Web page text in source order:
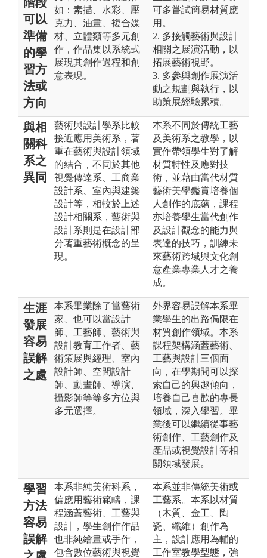
可以
準備
的學
習方
法或
方向
如：素描、水彩、壓
克力、油畫、複合媒
材、立體類等多元創
作，作品集以系統式
展現其創作過程和創
意表現。
可多嘗試簡易材質應
用。
2. 多接觸藝術與設計
相關之展演活動，以
拓展藝術視野。
3. 多參與創作展演活
動之規劃與執行，以
助策展經驗累積。
與相
關科
系之
異同
藝術與設計學系比較
接近應用美術系，著
重在藝術與設計領域
的結合，不同於其他
視覺傳達系、工商業
設計系、室內與建築
設計等，相較於上述
設計相關系，藝術與
設計系則是在設計部
分著重藝術概念的呈
現。
本系不同於傳統工藝
及美術系之教學，以
實作帶領學生對了解
材質特性及應對技
術，並藉由當代材質
藝術美學鑑賞培養個
人創作的底蘊，課程
亦培養學生當代創作
及設計觀念的能力與
表達的技巧，訓練未
來藝術跨域與文化創
意產業專業人才之養
成。
生涯
發展
容易
誤解
之處
本系畢業除了當藝術
家、也可以當設計
師、工藝師、藝術與
設計教育工作者、藝
術策展與經理、室內
設計師、空間設計
師、動畫師、導演、
攝影師等等多方位與
多元選擇。
外界容易誤解本系畢
業學生的出路侷限在
材質創作領域。本系
課程架構涵蓋藝術、
工藝與設計三個面
向，在學期間可以探
索自己的興趣傾向，
培養自己喜歡的專長
領域，深入學習。畢
業後可以繼續從事藝
術創作、工藝創作及
產品或視覺設計等相
關領域發展。
學習
方法
容易
誤解
本系非純美術科系，
偏應用藝術範疇，課
程涵蓋藝術、工藝與
設計，學生創作作品
也非純繪畫或手作，
包含數位藝術與視覺
本系並非傳統美術或
工藝系。本系以材質
（木質、金工、陶
瓷、纖維）創作為
主，設計應用為輔的
工作室教學型態，強